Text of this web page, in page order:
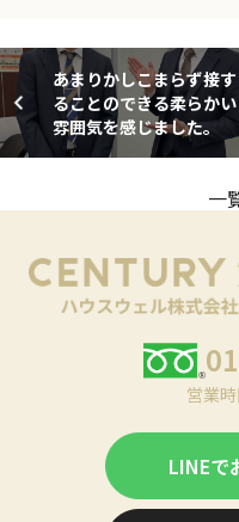
あまりかしこまらず接す
ることのできる柔らかい
雰囲気を感じました。
一
営業
LINEで